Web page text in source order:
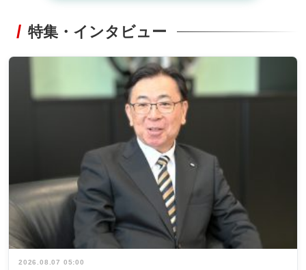
特集・インタビュー
2026.08.07 05:00